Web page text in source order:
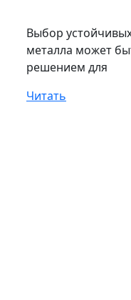
Выбор
металла может
решением для
Читать